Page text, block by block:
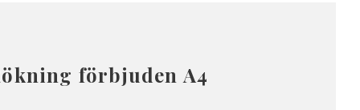
förbjuden A4